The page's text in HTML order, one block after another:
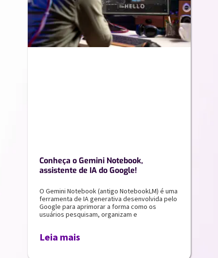
Conheça o Gemini Notebook,
assistente de IA do Google!
O Gemini Notebook (antigo NotebookLM) é uma
ferramenta de IA generativa desenvolvida pelo
Google para aprimorar a forma como os
usuários pesquisam, organizam e
Leia mais